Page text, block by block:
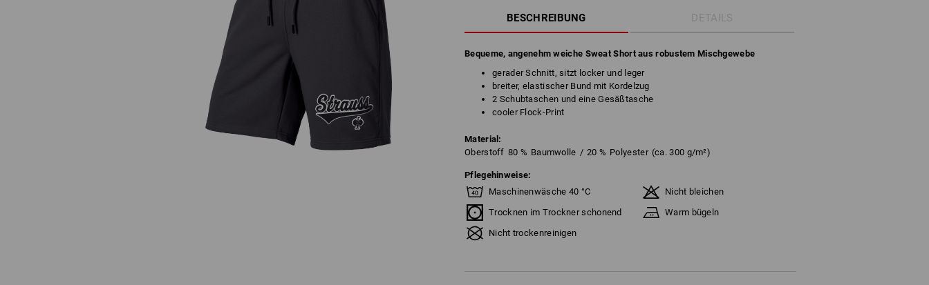
BESCHREIBUNG DETAILS
Bequeme, angenehm weiche Sweat Short aus robustem Mischgewebe
gerader Schnitt, sitzt locker und leger
breiter, elastischer Bund mit Kordelzug
2 Schubtaschen und eine Gesäßtasche
cooler Flock-Print
Material:
Oberstoff 80 % Baumwolle / 20 % Polyester (ca. 300 g/m²)
Pflegehinweise:
Maschinenwäsche 40 °C
Nicht bleichen
Trocknen im Trockner schonend
Warm bügeln
Nicht trockenreinigen